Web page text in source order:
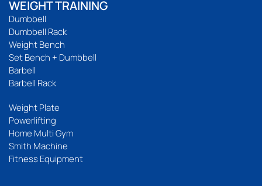
WEIGHT TRAINING
Dumbbell
Dumbbell Rack
Weight Bench
Set Bench + Dumbbell
Barbell
Barbell Rack
Weight Plate
Powerlifting
Home Multi Gym
Smith Machine
Fitness Equipment